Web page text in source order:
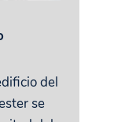
del
se